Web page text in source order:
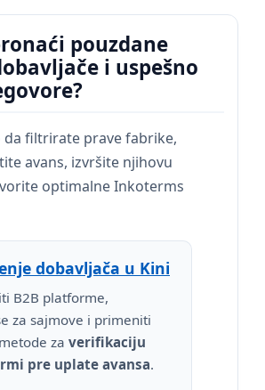
pouzdane
i uspešno
da filtrirate prave fabrike,
avans, izvršite njihovu
optimalne Inkoterms
dobavljača u Kini
B2B platforme,
za sajmove i primeniti
za verifikaciju
pre uplate avansa.